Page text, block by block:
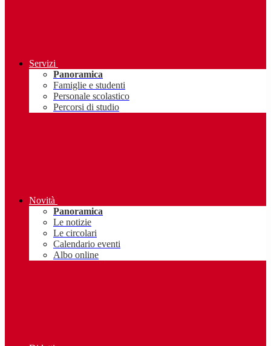
Servizi
Panoramica
Famiglie e studenti
Personale scolastico
Percorsi di studio
Novità
Panoramica
Le notizie
Le circolari
Calendario eventi
Albo online